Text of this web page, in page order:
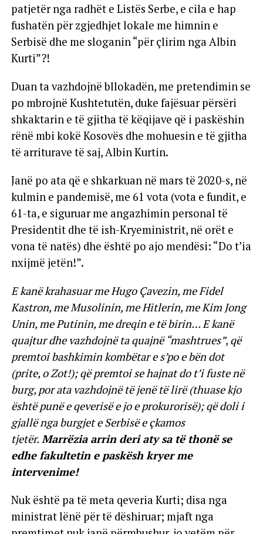
patjetër nga radhët e Listës Serbe, e cila e hap
fushatën për zgjedhjet lokale me himnin e
Serbisë dhe me sloganin “për çlirim nga Albin
Kurti”?!
Duan ta vazhdojnë bllokadën, me pretendimin se
po mbrojnë Kushtetutën, duke fajësuar përsëri
shkaktarin e të gjitha të këqijave që i paskëshin
rënë mbi kokë Kosovës dhe mohuesin e të gjitha
të arriturave të saj, Albin Kurtin.
Janë po ata që e shkarkuan në mars të 2020-s, në
kulmin e pandemisë, me 61 vota (vota e fundit, e
61-ta, e siguruar me angazhimin personal të
Presidentit dhe të ish-Kryeministrit, në orët e
vona të natës) dhe është po ajo mendësi: “Do t’ia
nxijmë jetën!”.
E kanë krahasuar me Hugo Çavezin, me Fidel
Kastron, me Musolinin, me Hitlerin, me Kim Jong
Unin, me Putinin, me dreqin e të birin… E kanë
quajtur dhe vazhdojnë ta quajnë “mashtrues”, që
premtoi bashkimin kombëtar e s’po e bën dot
(prite, o Zot!); që premtoi se hajnat do t’i fuste në
burg, por ata vazhdojnë të jenë të lirë (thuase kjo
është punë e qeverisë e jo e prokurorisë); që doli i
gjallë nga burgjet e Serbisë e çkamos
tjetër. Marrëzia arrin deri aty sa të thonë se
edhe fakultetin e paskësh kryer me
intervenime!
Nuk është pa të meta qeveria Kurti; disa nga
ministrat lënë për të dëshiruar; mjaft nga